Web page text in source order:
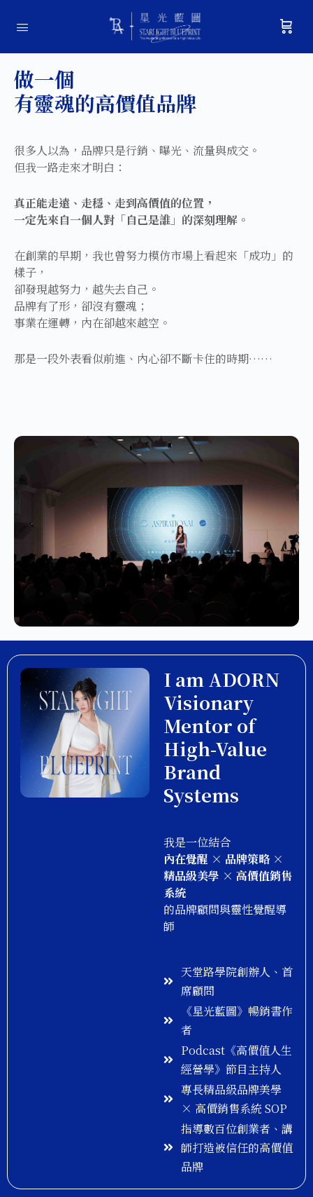
做一個
有靈魂的高價值品牌
很多人以為，品牌只是行銷、曝光、流量與成交。
但我一路走來才明白：
真正能走遠、走穩、走到高價值的位置，
一定先來自一個人對「自己是誰」的深刻理解。
在創業的早期，我也曾努力模仿市場上看起來「成功」的
樣子，
卻發現越努力，越失去自己。
品牌有了形，卻沒有靈魂；
事業在運轉，內在卻越來越空。
那是一段外表看似前進、內心卻不斷卡住的時期……​
I am ADORN
Visionary
Mentor of
High-Value
Brand
Systems
我是一位結合
內在覺醒 × 品牌策略 ×
精品級美學 × 高價值銷售
系統
的品牌顧問與靈性覺醒導
師
天堂路學院創辦人、首
席顧問
《星光藍圖》暢銷書作
者
Podcast《高價值人生
經營學》節目主持人
專長精品級品牌美學
× 高價銷售系統 SOP
指導數百位創業者、講
師打造被信任的高價值
品牌